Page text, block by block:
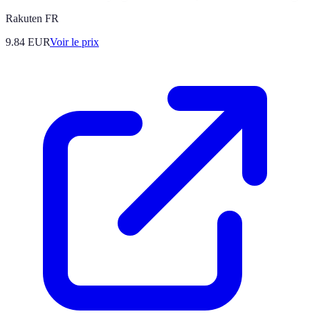
Rakuten FR
9.84 EURVoir le prix